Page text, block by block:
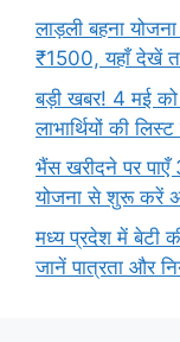
लाड़ली बहना
₹1500, यहाँ देखें
बड़ी खबर! 4 मई
लाभार्थियों की
भैंस खरीदने पर
योजना से शुरू करें
मध्य प्रदेश में बेटी
जानें पात्रता और